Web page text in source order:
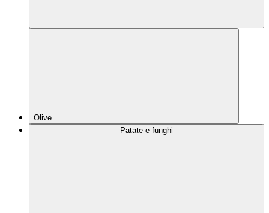
Olive
Patate e funghi